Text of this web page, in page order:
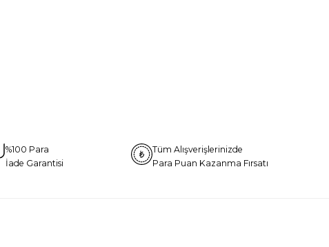
%100 Para
İade Garantisi
Tüm Alışverişlerinizde
Para Puan Kazanma Fırsatı